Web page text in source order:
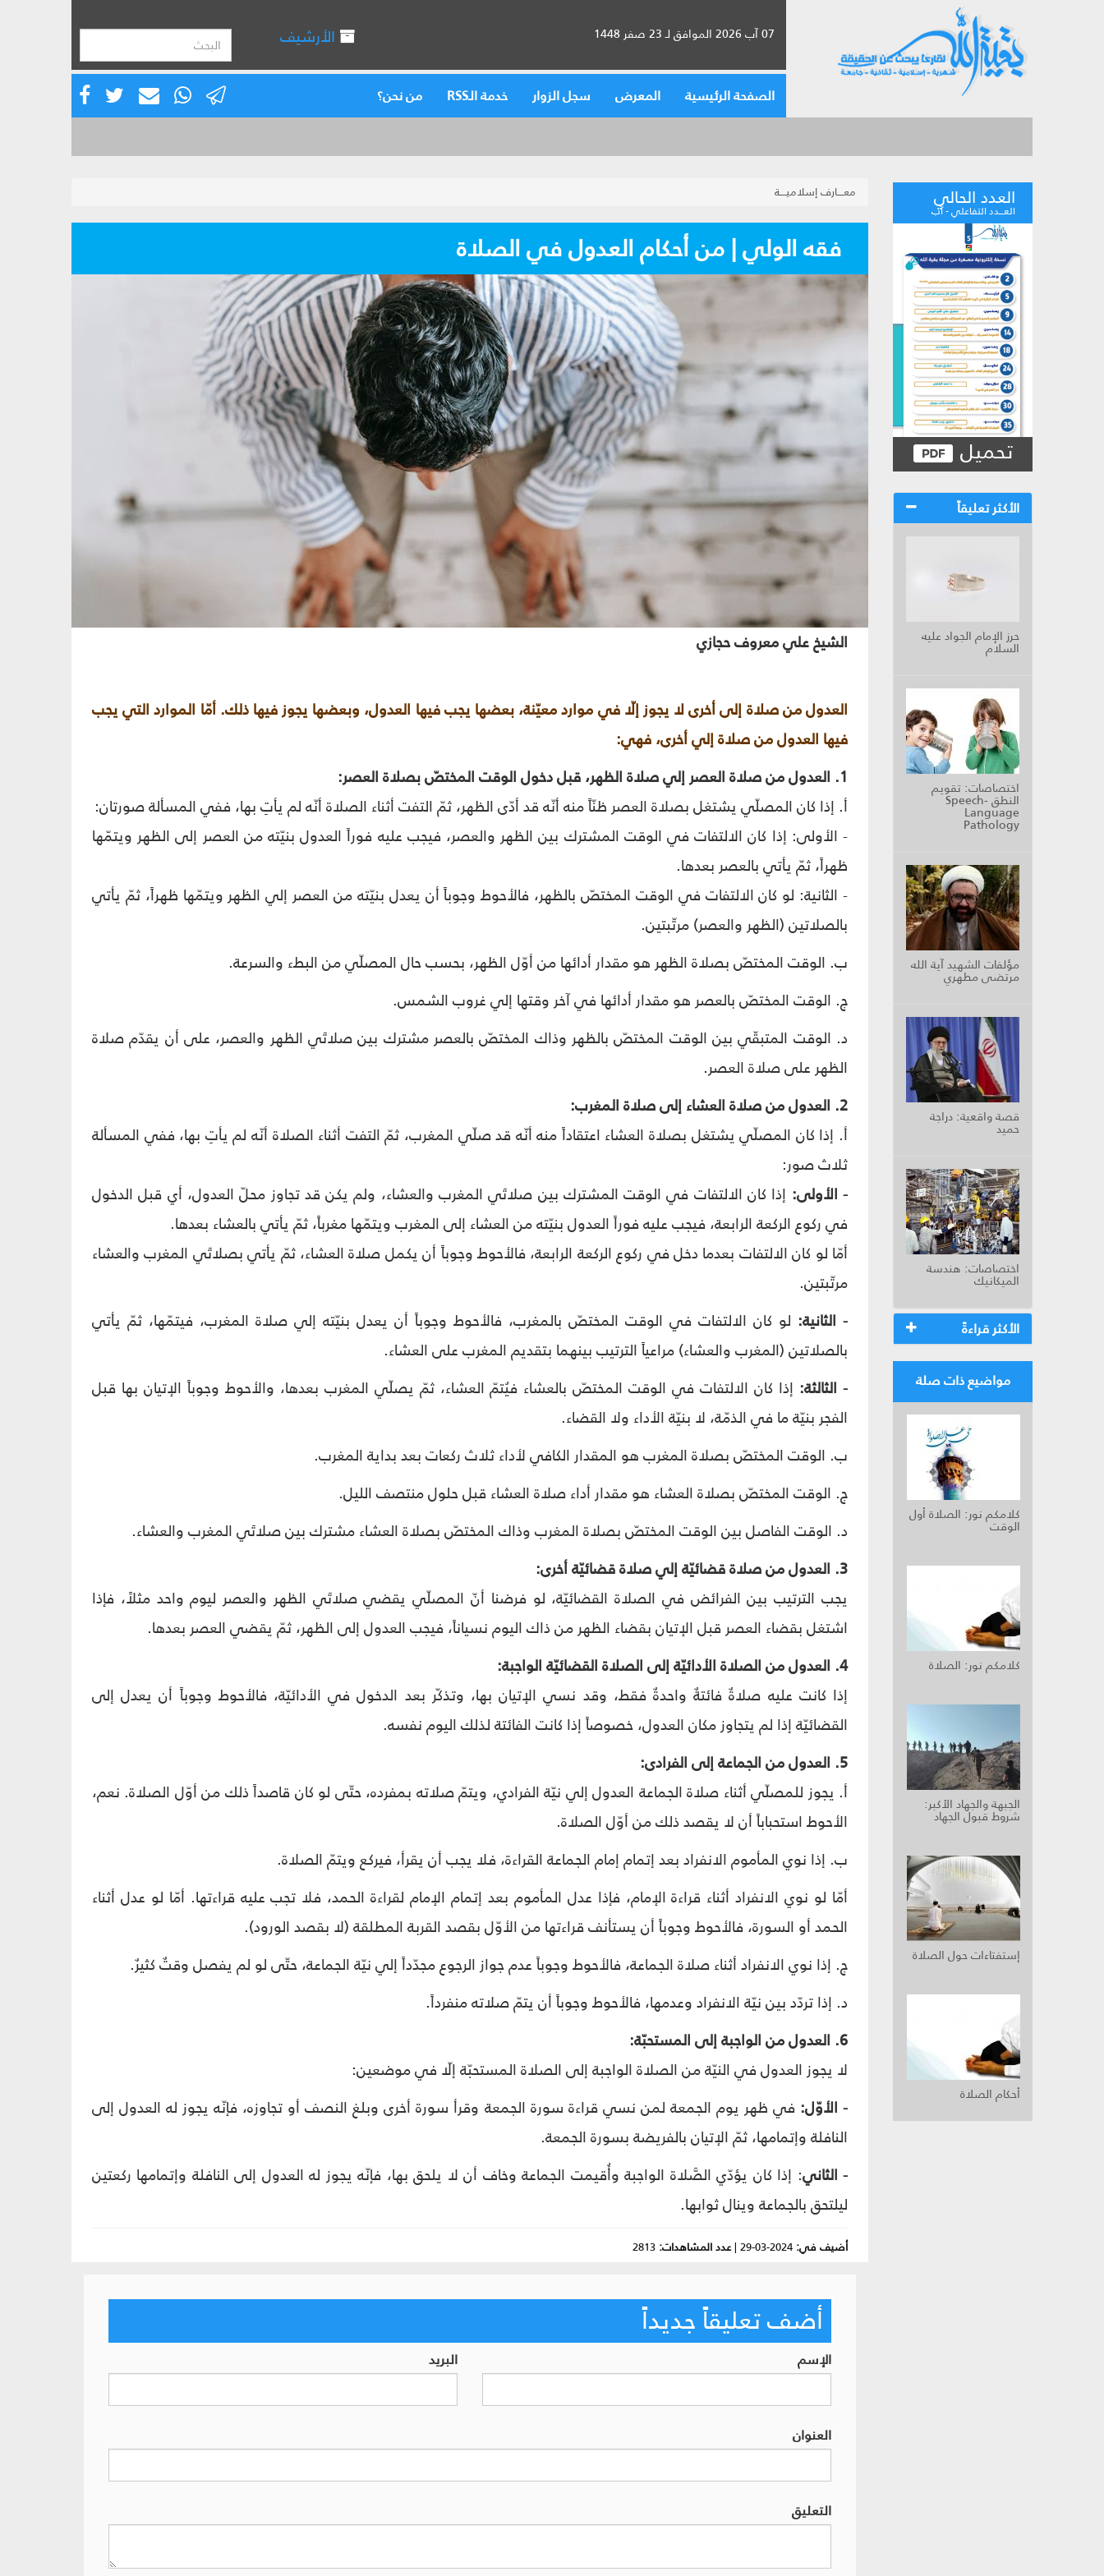
07 آب 2026 الموافق لـ 23 صفر 1448 الأرشيف
الصفحة الرئيسية المعرض سجل الزوار خدمة الـRSS من نحن؟
العدد الحالي
العـــدد التفاعلي - آب
تحميل
الأكثر تعليقاً
حرز الإمام الجواد عليه
السلام
اختصاصات: تقويم
النطق Speech-
Language
Pathology
مؤلفات الشهيد آية الله
مرتضى مطهري
قصة واقعية: دراجة
حميد
اختصاصات: هندسة
الميكانيك
الأكثر قراءةً
مواضيع ذات صلة
كلامكم نور: الصلاة أول
الوقت‏
كلامكم نور: الصلاة
الجبهة والجهاد الأكبر:
شروط قبول الجهاد
إستفتاءات حول الصلاة
أحكام الصلاة
معــــارف إسلاميــــة
فقه الولي | من أحكام العدول في الصلاة
الشيخ علي معروف حجازي
العدول من صلاة إلى أخرى لا يجوز إلّا في موارد معيّنة، بعضها يجب فيها العدول، وبعضها يجوز فيها ذلك. أمّا الموارد التي يجب
فيها العدول من صلاة إلي أخرى، فهي:
1. العدول من صلاة العصر إلي صلاة الظهر، قبل دخول الوقت المختصّ بصلاة العصر:
أ. إذا كان المصلّي يشتغل بصلاة العصر ظنّاً منه أنّه قد أدّى الظهر، ثمّ التفت أثناء الصلاة أنّه لم يأتِ بها، ففي المسألة صورتان:
- الأولى: إذا كان الالتفات في الوقت المشترك بين الظهر والعصر، فيجب عليه فوراً العدول بنيّته من العصر إلى الظهر ويتمّها
ظهراً، ثمّ يأتي بالعصر بعدها.
- الثانية: لو كان الالتفات في الوقت المختصّ بالظهر، فالأحوط وجوباً أن يعدل بنيّته من العصر إلي الظهر ويتمّها ظهراً، ثمّ يأتي
بالصلاتين (الظهر والعصر) مرتّبتين.
ب. الوقت المختصّ بصلاة الظهر هو مقدار أدائها من أوّل الظهر، بحسب حال المصلّي من البطء والسرعة.
ج. الوقت المختصّ بالعصر هو مقدار أدائها في آخر وقتها إلي غروب الشمس.
د. الوقت المتبقّي بين الوقت المختصّ بالظهر وذاك المختصّ بالعصر مشترك بين صلاتَي الظهر والعصر، على أن يقدّم صلاة
الظهر على صلاة العصر.
2. العدول من صلاة العشاء إلى صلاة المغرب:
أ. إذا كان المصلّي يشتغل بصلاة العشاء اعتقاداً منه أنّه قد صلّي المغرب، ثمّ التفت أثناء الصلاة أنّه لم يأتِ بها، ففي المسألة
ثلاث صور:
- الأولى: إذا كان الالتفات في الوقت المشترك بين صلاتَي المغرب والعشاء، ولم يكن قد تجاوز محلّ العدول، أي قبل الدخول
في ركوع الركعة الرابعة، فيجب عليه فوراً العدول بنيّته من العشاء إلى المغرب ويتمّها مغرباً، ثمّ يأتي بالعشاء بعدها.
أمّا لو كان الالتفات بعدما دخل في ركوع الركعة الرابعة، فالأحوط وجوباً أن يكمل صلاة العشاء، ثمّ يأتي بصلاتَي المغرب والعشاء
مرتّبتين.
- الثانية: لو كان الالتفات في الوقت المختصّ بالمغرب، فالأحوط وجوباً أن يعدل بنيّته إلي صلاة المغرب، فيتمّها، ثمّ يأتي
بالصلاتين (المغرب والعشاء) مراعياً الترتيب بينهما بتقديم المغرب على العشاء.
- الثالثة: إذا كان الالتفات في الوقت المختصّ بالعشاء فيُتمّ العشاء، ثمّ يصلّي المغرب بعدها، والأحوط وجوباً الإتيان بها قبل
الفجر بنيّة ما في الذمّة، لا بنيّة الأداء ولا القضاء.
ب. الوقت المختصّ بصلاة المغرب هو المقدار الكافي لأداء ثلاث ركعات بعد بداية المغرب.
ج. الوقت المختصّ بصلاة العشاء هو مقدار أداء صلاة العشاء قبل حلول منتصف الليل.
د. الوقت الفاصل بين الوقت المختصّ بصلاة المغرب وذاك المختصّ بصلاة العشاء مشترك بين صلاتَي المغرب والعشاء.
3. العدول من صلاة قضائيّة إلي صلاة قضائيّة أخرى:
يجب الترتيب بين الفرائض في الصلاة القضائيّة، لو فرضنا أنّ المصلّي يقضي صلاتَي الظهر والعصر ليوم واحد مثلاً، فإذا
اشتغل بقضاء العصر قبل الإتيان بقضاء الظهر من ذاك اليوم نسياناً، فيجب العدول إلى الظهر، ثمّ يقضي العصر بعدها.
4. العدول من الصلاة الأدائيّة إلى الصلاة القضائيّة الواجبة:
إذا كانت عليه صلاةٌ فائتةٌ واحدةٌ فقط، وقد نسي الإتيان بها، وتذكّر بعد الدخول في الأدائيّة، فالأحوط وجوباً أن يعدل إلى
القضائيّة إذا لم يتجاوز مكان العدول، خصوصاً إذا كانت الفائتة لذلك اليوم نفسه.
5. العدول من الجماعة إلى الفرادى:
أ. يجوز للمصلّي أثناء صلاة الجماعة العدول إلي نيّة الفرادي، ويتمّ صلاته بمفرده، حتّى لو كان قاصداً ذلك من أوّل الصلاة. نعم،
الأحوط استحباباً أن لا يقصد ذلك من أوّل الصلاة.
ب. إذا نوي المأموم الانفراد بعد إتمام إمام الجماعة القراءة، فلا يجب أن يقرأ، فيركع ويتمّ الصلاة.
أمّا لو نوي الانفراد أثناء قراءة الإمام، فإذا عدل المأموم بعد إتمام الإمام لقراءة الحمد، فلا تجب عليه قراءتها. أمّا لو عدل أثناء
الحمد أو السورة، فالأحوط وجوباً أن يستأنف قراءتها من الأوّل بقصد القربة المطلقة (لا بقصد الورود).
ج. إذا نوي الانفراد أثناء صلاة الجماعة، فالأحوط وجوباً عدم جواز الرجوع مجدّداً إلي نيّة الجماعة، حتّى لو لم يفصل وقتٌ كثيرٌ.
د. إذا تردّد بين نيّة الانفراد وعدمها، فالأحوط وجوباً أن يتمّ صلاته منفرداً.
6. العدول من الواجبة إلى المستحبّة:
لا يجوز العدول في النيّة من الصلاة الواجبة إلى الصلاة المستحبّة إلّا في موضعين:
- الأوّل: في ظهر يوم الجمعة لمن نسي قراءة سورة الجمعة وقرأ سورة أخرى وبلغ النصف أو تجاوزه، فإنّه يجوز له العدول إلى
النافلة وإتمامها، ثمّ الإتيان بالفريضة بسورة الجمعة.
- الثاني: إذا كان يؤدّي الصَّلاة الواجبة وأُقيمت الجماعة وخاف أن لا يلحق بها، فإنّه يجوز له العدول إلى النافلة وإتمامها ركعتين
ليلتحق بالجماعة وينال ثوابها.
أضيف في: 2024-03-29
|عدد المشاهدات: 2813
أضف تعليقاً جديداً
الإسم البريد
العنوان
التعليق